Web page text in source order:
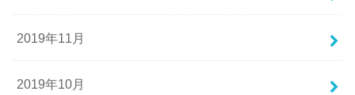
2019年11月
2019年10月